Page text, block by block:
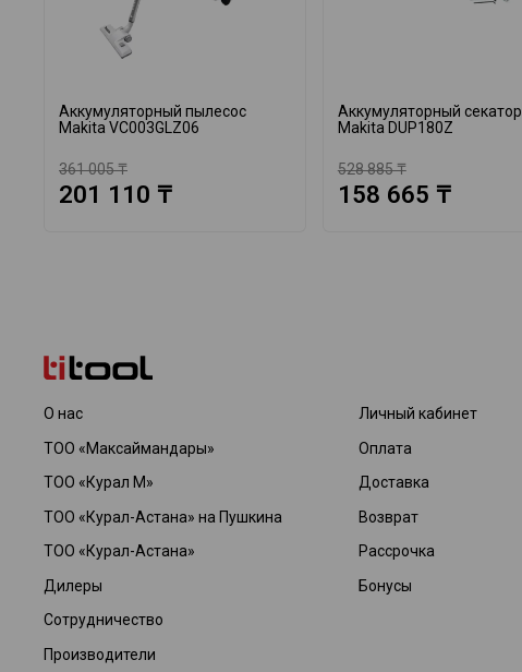
Аккумуляторный пылесос
Makita VC003GLZ06
361 005 ₸
201 110 ₸
Аккумуляторный секатор
Makita DUP180Z
528 885 ₸
158 665 ₸
О нас
ТОО «Максаймандары»
ТОО «Курал М»
ТОО «Курал-Астана» на Пушкина
ТОО «Курал-Астана»
Дилеры
Сотрудничество
Производители
Личный кабинет
Оплата
Доставка
Возврат
Рассрочка
Бонусы